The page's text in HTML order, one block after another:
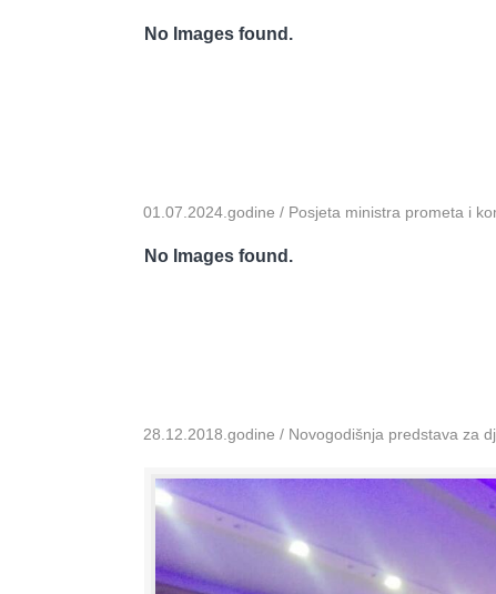
No Images found.
01.07.2024.godine / Posjeta ministra prometa i
No Images found.
28.12.2018.godine / Novogodišnja predstava za